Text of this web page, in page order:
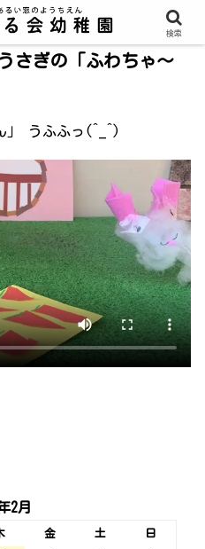
さぎの「ふわちゃ～
」 うふふっ(^_^)
2月
金 土
日
検索